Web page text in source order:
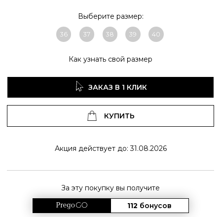
Выберите размер:
36 37 38 39 40
Как узнать свой размер
ЗАКАЗ В 1 КЛИК
КУПИТЬ
Акция действует до: 31.08.2026
За эту покупку вы получите
112 бонусов